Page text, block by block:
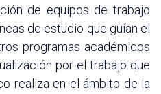
de equipos de trabajo
de estudio que guían el
programas académicos
por el trabajo que
realiza en el ámbito de la